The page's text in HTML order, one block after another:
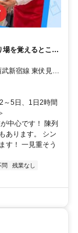
場を覚えるところ
新宿線 東伏見南
約25分 各線「西
5日、1日2時間
中心です！ 陳列
あります。 シン
す！ 一見重そう
問
残業なし